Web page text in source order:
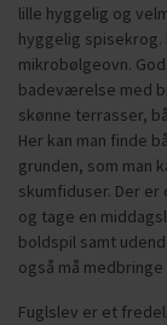
lille hyggelig og
hyggelig spisekrog.
mikrobølgeovn.
badeværelse med
skønne terrasser,
Her kan man finde
grunden, som man
skumfiduser. Der er
og tage en
boldspil samt
også må medbringe
Fuglslev er et